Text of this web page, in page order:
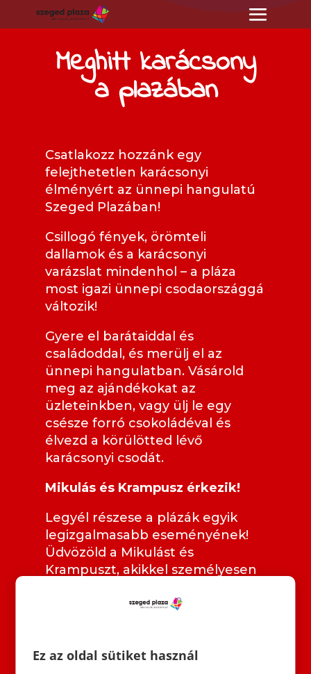
Meghitt karácsony
a plazában
Csatlakozz hozzánk egy
felejthetetlen karácsonyi
élményért az ünnepi hangulatú
Szeged Plazában!
Csillogó fények, örömteli
dallamok és a karácsonyi
varázslat mindenhol – a pláza
most igazi ünnepi csodaországgá
változik!
Gyere el barátaiddal és
családoddal, és merülj el az
ünnepi hangulatban. Vásárold
meg az ajándékokat az
üzleteinkben, vagy ülj le egy
csésze forró csokoládéval és
élvezd a körülötted lévő
karácsonyi csodát.
Mikulás és Krampusz érkezik!
Legyél részese a plázák egyik
legizgalmasabb eseményének!
Üdvözöld a Mikulást és
Krampuszt, akikkel személyesen
családi élményt!
be az eseményt a naptáradba, és
Ez az oldal sütiket használ